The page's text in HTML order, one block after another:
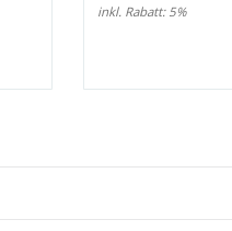
inkl. Rabatt: 5%